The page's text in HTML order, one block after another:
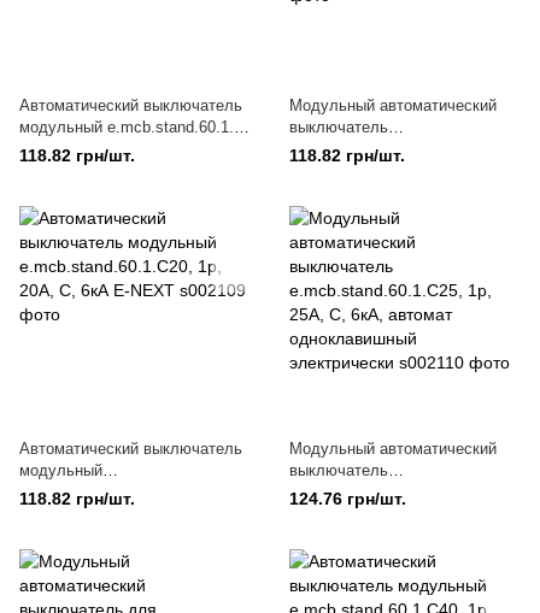
Автоматический выключатель
модульный e.mcb.stand.60.1.C
6, 1р
118.82 грн/шт.
Модульный автоматический
выключатель
e.mcb.stand.60.1.C16, 1р, 16А,
C, 6кА E-NEXT
118.82 грн/шт.
Автоматический выключатель
модульный
e.mcb.stand.60.1.C20, 1р, 20А,
C, 6кА E-NEXT
118.82 грн/шт.
Модульный автоматический
выключатель
e.mcb.stand.60.1.C25, 1р, 25А,
C, 6кА, автомат
124.76 грн/шт.